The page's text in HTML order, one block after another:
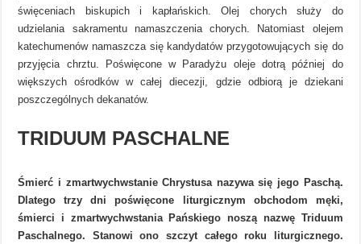
święceniach biskupich i kapłańskich. Olej chorych służy do
udzielania sakramentu namaszczenia chorych. Natomiast olejem
katechumenów namaszcza się kandydatów przygotowujących się do
przyjęcia chrztu. Poświęcone w Paradyżu oleje dotrą później do
większych ośrodków w całej diecezji, gdzie odbiorą je dziekani
poszczególnych dekanatów.
TRIDUUM PASCHALNE
Śmierć i zmartwychwstanie Chrystusa nazywa się jego Paschą.
Dlatego trzy dni poświęcone liturgicznym obchodom męki,
śmierci i zmartwychwstania Pańskiego noszą nazwę Triduum
Paschalnego. Stanowi ono szczyt całego roku liturgicznego.